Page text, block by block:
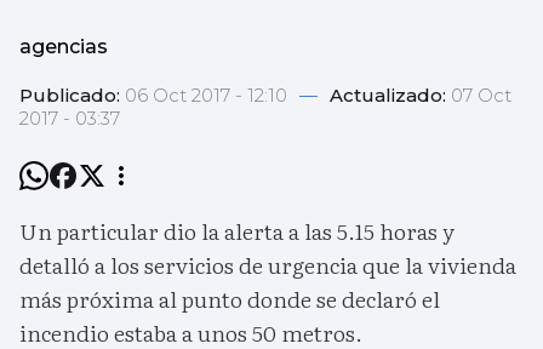
agencias
Publicado: 06 Oct 2017 - 12:10 — Actualizado: 07 Oct
2017 - 03:37
Un particular dio la alerta a las 5.15 horas y
detalló a los servicios de urgencia que la vivienda
más próxima al punto donde se declaró el
incendio estaba a unos 50 metros.